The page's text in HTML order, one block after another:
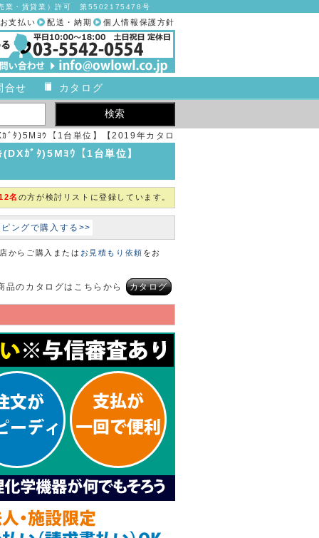
業・賃貸業）許可 第5502175478号
個人情報保護方針
配送・納期
お支払い
合せ カタログ
ﾀ)5Mﾖｳ【1台単位】【2019年カタロ
ｶﾞﾀ)5Mﾖｳ【1台単位】
名 の方が検討リストに登録しています。
ングで購入する>>
からご購入または お見積もり依頼 をお
品のカタログはこちらから カタログ